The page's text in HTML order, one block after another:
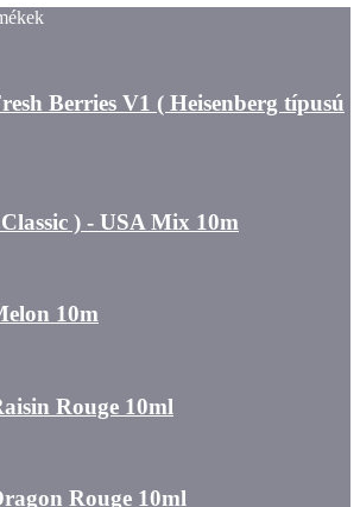
Berries V1 ( Heisenberg típusú
) - USA Mix 10m
10m
Rouge 10ml
Rouge 10ml